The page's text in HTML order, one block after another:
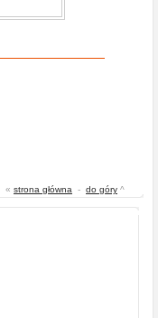
« strona główna - do góry ^